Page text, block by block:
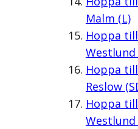
Malm (L)
Hoppa till
Westlund
Hoppa till
Reslow
Hoppa till
Westlund